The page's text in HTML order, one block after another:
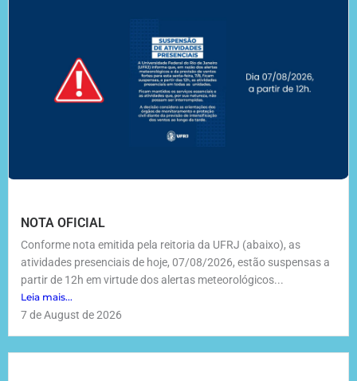
NOTA OFICIAL
Conforme nota emitida pela reitoria da UFRJ (abaixo), as
atividades presenciais de hoje, 07/08/2026, estão suspensas a
partir de 12h em virtude dos alertas meteorológicos...
Leia mais...
7 de August de 2026